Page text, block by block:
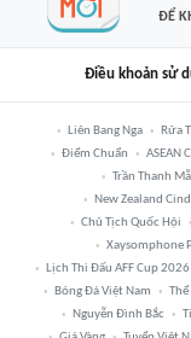
ĐỂ
Điều khoản sử
Liên Bang Nga Rửa
Điểm Chuẩn
ASEAN
Trần Thanh
New Zealand
Chủ Tịch Quốc Hội
Xaysomphone
Lịch Thi Đấu AFF Cup 2026
Bóng Đá Việt Nam
Thể
Nguyễn Đình Bắc